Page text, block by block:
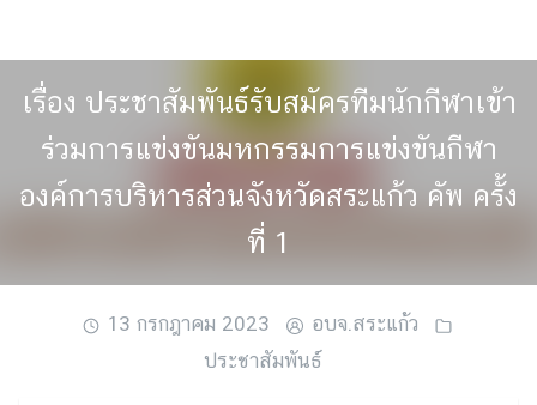
content
เรื่อง ประชาสัมพันธ์รับสมัครทีมนักกีฬาเข้า
ร่วมการแข่งขันมหกรรมการแข่งขันกีฬา
องค์การบริหารส่วนจังหวัดสระแก้ว คัพ ครั้ง
ที่ 1
13 กรกฎาคม 2023
อบจ.สระแก้ว
ประชาสัมพันธ์